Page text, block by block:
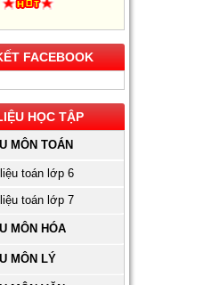
FACEBOOK
HỌC TẬP
MÔN TOÁN
toán lớp 6
toán lớp 7
MÔN HÓA
MÔN LÝ
Band 6.0-8.0 Trong 2-4
Tháng
Gia sư luyện thi TOEIC -
Phương pháp đạt 900+
điểm nhanh nhất
Gia Sư Piano Cho Trẻ
Em Tại HCM
Cho Sinh Viên: Hướng
Dẫn Chi Tiết Từ A-Z Cho